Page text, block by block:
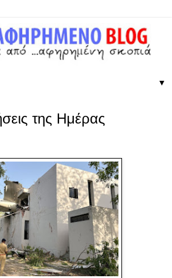
▼
της Ημέρας